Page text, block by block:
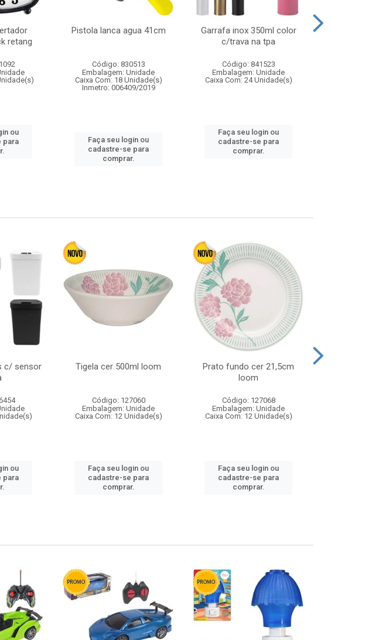
retang
ou
para
Pistola lanca agua 41cm
Código: 830513
Embalagem: Unidade
Caixa Com: 18 Unidade(s)
Inmetro: 006409/2019
Faça seu login ou
cadastre-se para
comprar.
Garrafa inox 350ml color
c/trava na tpa
Código: 841523
Embalagem: Unidade
Caixa Com: 24 Unidade(s)
Faça seu login ou
cadastre-se para
comprar.
c/ sensor
ou
para
Tigela cer 500ml loom
Código: 127060
Embalagem: Unidade
Caixa Com: 12 Unidade(s)
Faça seu login ou
cadastre-se para
comprar.
Prato fundo cer 21,5cm
loom
Código: 127068
Embalagem: Unidade
Caixa Com: 12 Unidade(s)
Faça seu login ou
cadastre-se para
comprar.